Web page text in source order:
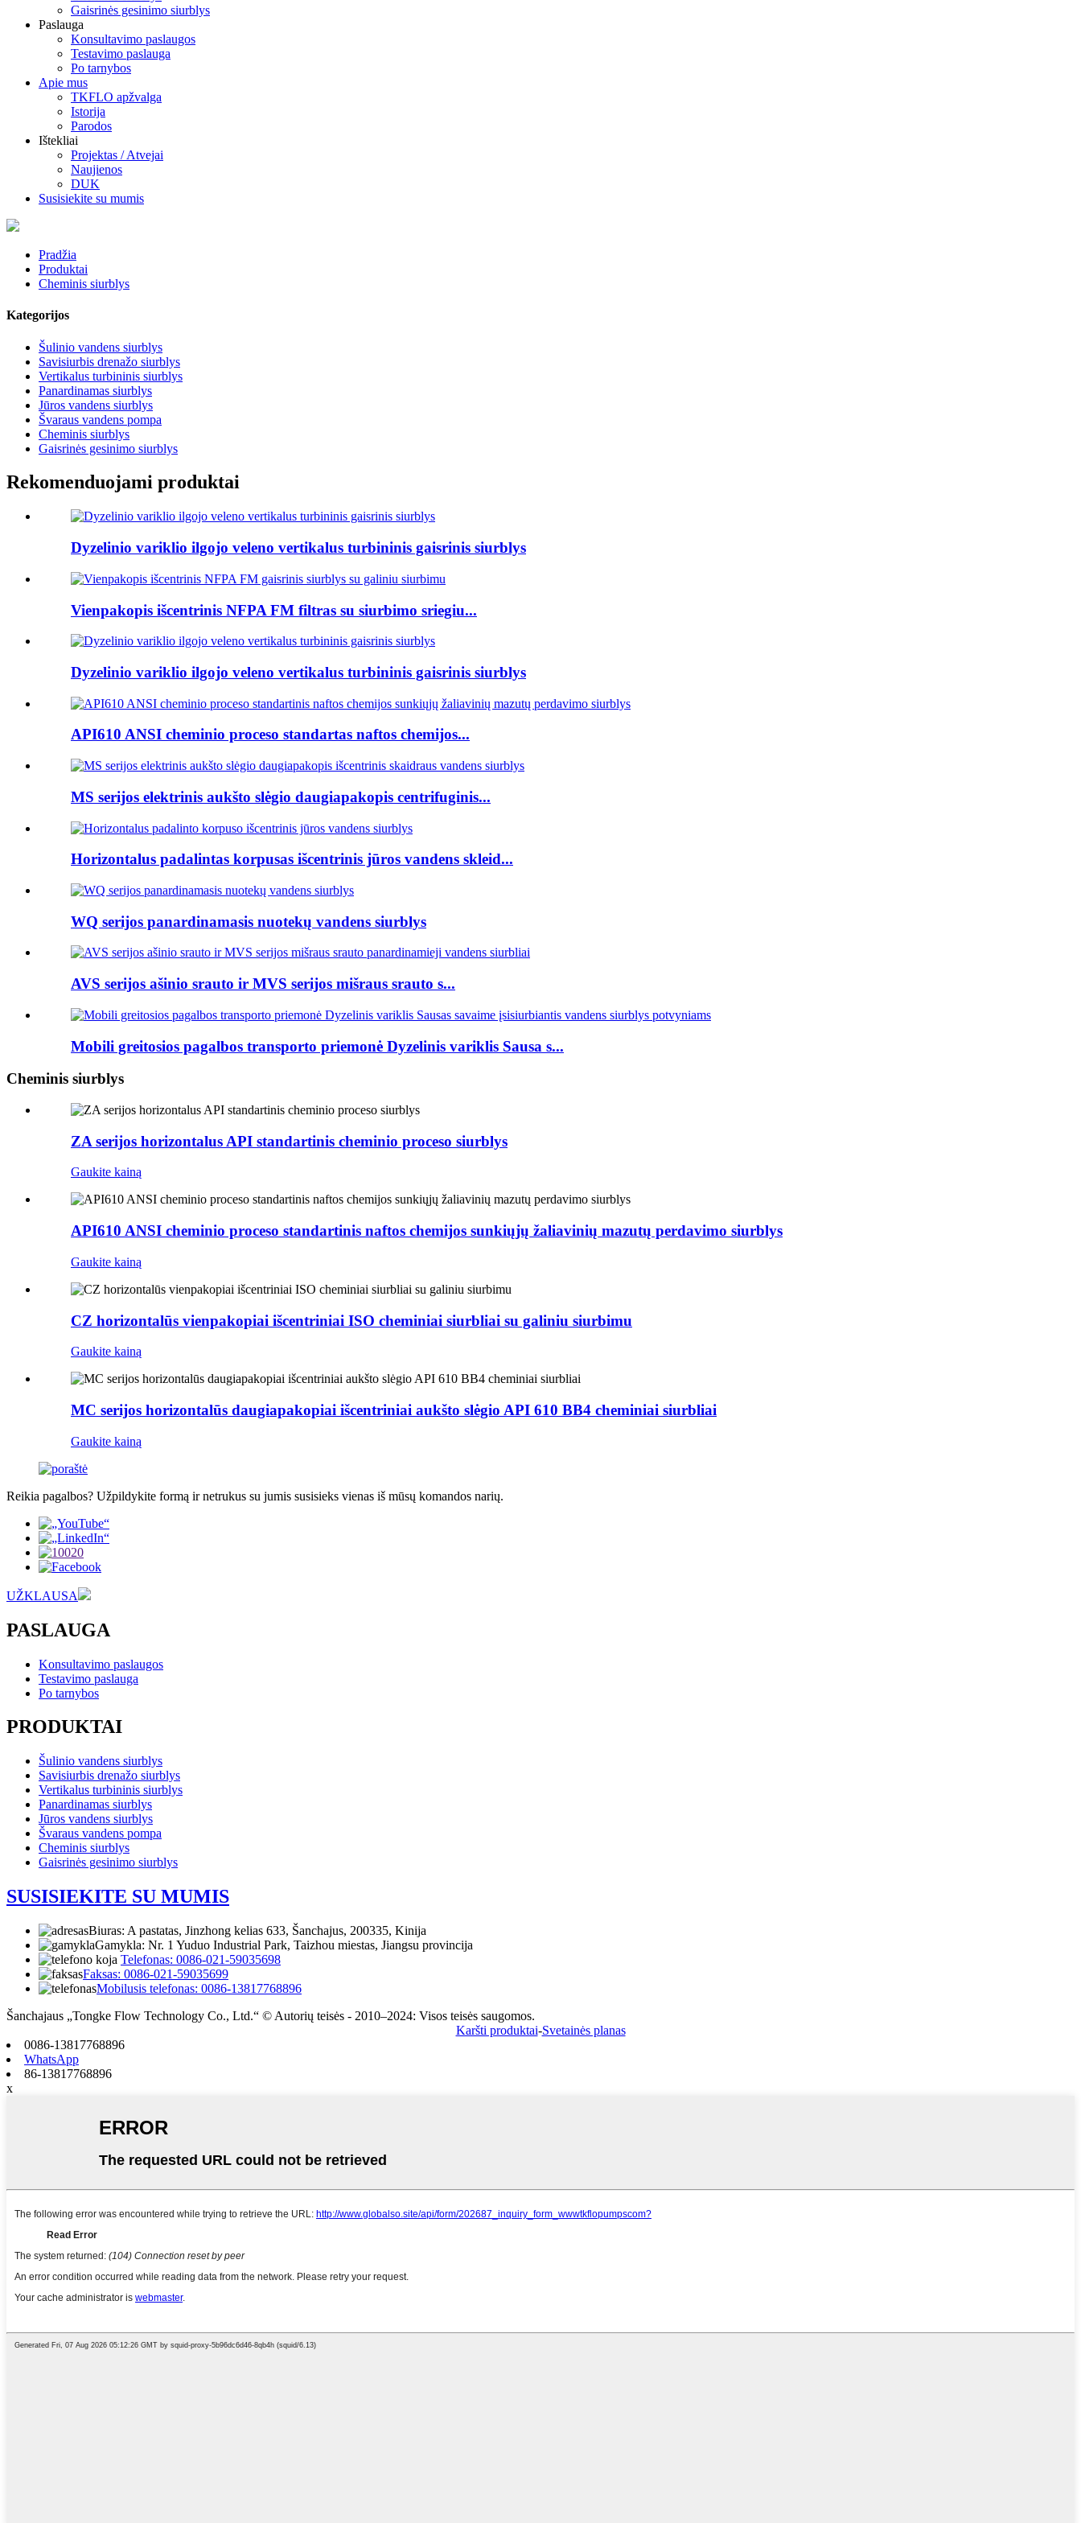
Gaisrinės gesinimo siurblys
Paslauga
Konsultavimo paslaugos
Testavimo paslauga
Po tarnybos
Apie mus
TKFLO apžvalga
Istorija
Parodos
Ištekliai
Projektas / Atvejai
Naujienos
DUK
Susisiekite su mumis
Pradžia
Produktai
Cheminis siurblys
Kategorijos
Šulinio vandens siurblys
Savisiurbis drenažo siurblys
Vertikalus turbininis siurblys
Panardinamas siurblys
Jūros vandens siurblys
Švaraus vandens pompa
Cheminis siurblys
Gaisrinės gesinimo siurblys
Rekomenduojami produktai
Dyzelinio variklio ilgojo veleno vertikalus turbininis gaisrinis siurblys
Vienpakopis išcentrinis NFPA FM filtras su siurbimo sriegiu...
Dyzelinio variklio ilgojo veleno vertikalus turbininis gaisrinis siurblys
API610 ANSI cheminio proceso standartas naftos chemijos...
MS serijos elektrinis aukšto slėgio daugiapakopis centrifuginis...
Horizontalus padalintas korpusas išcentrinis jūros vandens skleid...
WQ serijos panardinamasis nuotekų vandens siurblys
AVS serijos ašinio srauto ir MVS serijos mišraus srauto s...
Mobili greitosios pagalbos transporto priemonė Dyzelinis variklis Sausa s...
Cheminis siurblys
ZA serijos horizontalus API standartinis cheminio proceso siurblys
Gaukite kainą
API610 ANSI cheminio proceso standartinis naftos chemijos sunkiųjų žaliavinių mazutų perdavimo siurblys
Gaukite kainą
CZ horizontalūs vienpakopiai išcentriniai ISO cheminiai siurbliai su galiniu siurbimu
Gaukite kainą
MC serijos horizontalūs daugiapakopiai išcentriniai aukšto slėgio API 610 BB4 cheminiai siurbliai
Gaukite kainą
Reikia pagalbos? Užpildykite formą ir netrukus su jumis susisieks vienas iš mūsų komandos narių.
UŽKLAUSA
PASLAUGA
Konsultavimo paslaugos
Testavimo paslauga
Po tarnybos
PRODUKTAI
Šulinio vandens siurblys
Savisiurbis drenažo siurblys
Vertikalus turbininis siurblys
Panardinamas siurblys
Jūros vandens siurblys
Švaraus vandens pompa
Cheminis siurblys
Gaisrinės gesinimo siurblys
SUSISIEKITE SU MUMIS
Biuras: A pastatas, Jinzhong kelias 633, Šanchajus, 200335, Kinija
Gamykla: Nr. 1 Yuduo Industrial Park, Taizhou miestas, Jiangsu provincija
Telefonas: 0086-021-59035698
Faksas: 0086-021-59035699
Mobilusis telefonas: 0086-13817768896
Šanchajaus „Tongke Flow Technology Co., Ltd.“ © Autorių teisės - 2010–2024: Visos teisės saugomos.
Karšti produktai-Svetainės planas
0086-13817768896
WhatsApp
86-13817768896
x